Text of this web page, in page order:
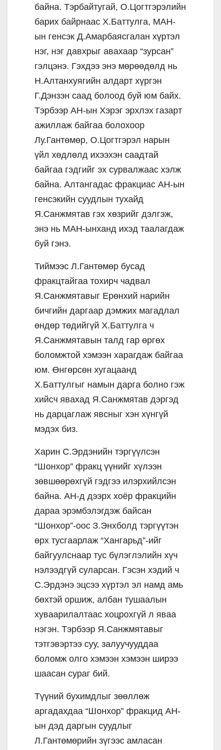
байна. Тэрбайтугай, О.Цогтгэрэлийн
барих байрнаас Х.Баттулга, МАН-
ын генсэк Д.Амарбаясгалан хүртэл
нэг, нэг давхрыг авахаар “зурсан”
гэлцэнэ. Гэхдээ энэ мөрөөдөлд нь
Н.Алтанхуягийн алдарт хүргэн
Г.Дэнзэн саад болоод буй юм байх.
Тэрбээр АН-ын Хэрэг эрхлэх газарт
ажиллаж байгаа болохоор
Лу.Гантөмөр, О.Цогтгэрэл нарын
үйл хөдлөлд ихээхэн саадтай
байгаа гэдгийг эх сурвалжаас хэлж
байна. Алтангадас фракциас АН-ын
генсэкийн суудлын тухайд
Я.Санжмятав гэх хөзрийг дэлгэж,
энэ нь МАН-ынханд ихэд таалагдаж
буй гэнэ.
Тиймээс Л.Гантөмөр бусад
фракцтайгаа тохирч чадвал
Я.Санжмятавыг Ерөнхий нарийн
бичгийн даргаар дэмжих магадлал
өндөр төдийгүй Х.Баттулга ч
Я.Санжмятавын талд гар өргөх
боломжтой хэмээн харагдаж байгаа
юм. Өнгөрсөн хугацаанд
Х.Баттулгыг намын дарга болно гэж
хийсч явахад Я.Санжмятав дэргэд
нь дарцаглаж явсныг хэн хүнгүй
мэдэх биз.
Харин С.Эрдэнийн тэргүүлсэн
“Шонхор” фракц үүнийг хүлээн
зөвшөөрөхгүй гэдгээ илэрхийлсэн
байна. АН-д дээрх хоёр фракцийн
дараа эрэмбэлэгдэж байсан
“Шонхор”-оос З.Энхболд тэргүүтэн
өрх тусгаарлаж “Хангарьд”-ийг
байгуулснаар тус бүлэглэлийн хүч
нэлээдгүй суларсан. Гэсэн хэдий ч
С.Эрдэнэ эцсээ хүртэл эл намд амь
бөхтэй оршиж, албан тушаалын
хуваарилалтаас хоцрохгүй л яваа
нэгэн. Тэрбээр Я.Санжмятавыг
тэтгэвэртээ суу, залуучууддаа
боломж олго хэмээн хэмээн ширээ
шаасан сураг бий.
Түүний бухимдлыг зөөллөж
аргадахдаа “Шонхор” фракцид АН-
ын дэд даргын суудлыг
Л.Гантөмөрийн зүгээс амласан